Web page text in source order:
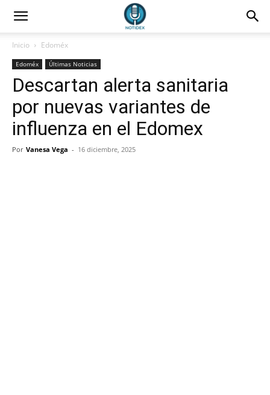
Inicio Edoméx
Edoméx Últimas Noticias
Descartan alerta sanitaria
por nuevas variantes de
influenza en el Edomex
Por Vanesa Vega - 16 diciembre, 2025